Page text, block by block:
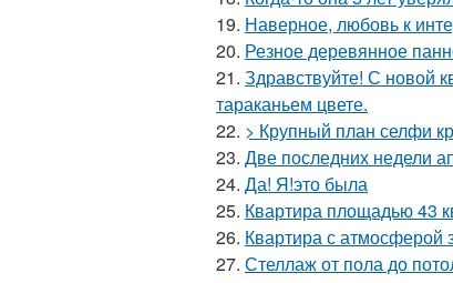
19. Наверное, любовь к
20. Резное деревянное
21. Здравствуйте! С новой
тараканьем цвете.
22. > Крупный план селфи
23. Две последних недели
24. Да! Я!это была
25. Квартира площадью 43
26. Квартира с
27. Стеллаж от пола до